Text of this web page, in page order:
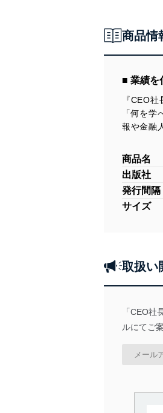
商品情
■ 業績を
『CEO
「何を
報や金融
商品名
出版社
発行間隔
サイズ
取扱い
「CEO
ルにてご